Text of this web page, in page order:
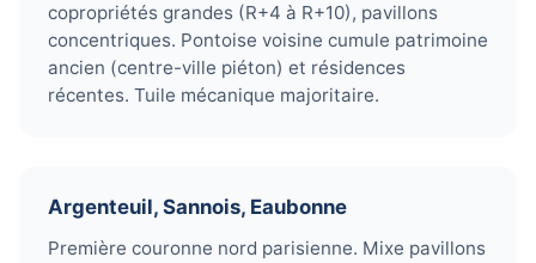
copropriétés grandes (R+4 à R+10), pavillons
concentriques. Pontoise voisine cumule patrimoine
ancien (centre-ville piéton) et résidences
récentes. Tuile mécanique majoritaire.
Argenteuil, Sannois, Eaubonne
Première couronne nord parisienne. Mixe pavillons